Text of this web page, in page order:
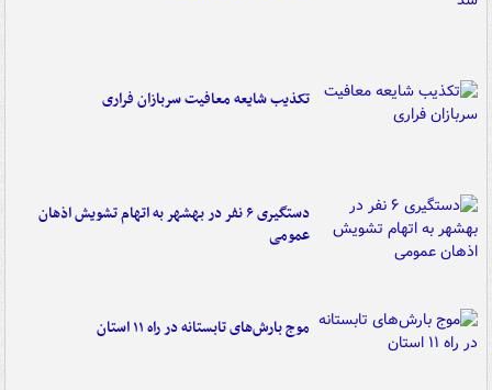
تکذیب شایعه معافیت سربازان فراری
دستگیری ۶ نفر در بهشهر به اتهام تشویش اذهان
عمومی
موج بارش‌های تابستانه در راه ۱۱ استان